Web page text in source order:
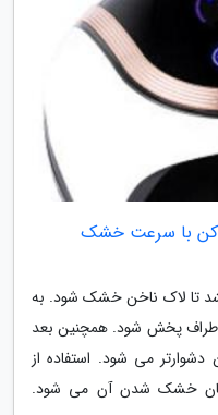
کن با سرعت خشک
تا لاک ناخن خشک شود. به
پخش شود. همچنین بعد
دشوارتر می شود. استفاده از
زمان خشک شدن آن می شود.